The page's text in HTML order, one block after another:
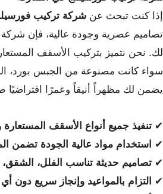
إذا كنت تبحث عن شركة تركيب
تصاميم عصرية وجودة عالية، فإن شركة
لك. نحن نتميز بتركيب الأسقف
يضمن لك مظهراً أنيقاً وعمرًا افتراضيًا
✔ تنفيذ جميع أنواع الأسقف المستعارة
✔
استخدام مواد عالية الجودة تضمن
✔ تصاميم حديثة تناسب الفلل، الشقق،
✔
التزام بالمواعيد وإنجاز سريع دون أي